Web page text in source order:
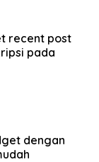
recent post
pada
dengan